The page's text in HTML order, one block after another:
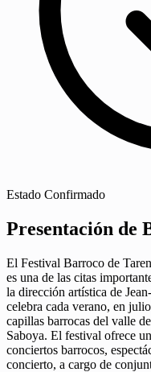
Estado Confirmado
Presentación de
El Festival Barroco de
es una de las citas
la dirección artística de
celebra cada verano, en
capillas barrocas del valle
Saboya. El festival ofrece
conciertos barrocos,
concierto, a cargo de